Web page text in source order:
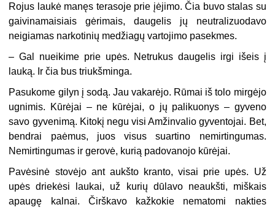
Rojus laukė manęs terasoje prie įėjimo. Čia buvo stalas su
gaivinamaisiais gėrimais, daugelis jų neutralizuodavo
neigiamas narkotinių medžiagų vartojimo pasekmes.
– Gal nueikime prie upės. Netrukus daugelis irgi išeis į
lauką. Ir čia bus triukšminga.
Pasukome gilyn į sodą. Jau vakarėjo. Rūmai iš tolo mirgėjo
ugnimis. Kūrėjai – ne kūrėjai, o jų palikuonys – gyveno
savo gyvenimą. Kitokį negu visi Amžinvalio gyventojai. Bet,
bendrai paėmus, juos visus suartino nemirtingumas.
Nemirtingumas ir gerovė, kurią padovanojo kūrėjai.
Pavėsinė stovėjo ant aukšto kranto, visai prie upės. Už
upės driekėsi laukai, už kurių dūlavo neaukšti, miškais
apaugę kalnai. Čirškavo kažkokie nematomi nakties